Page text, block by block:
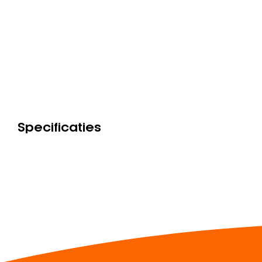
Specificaties